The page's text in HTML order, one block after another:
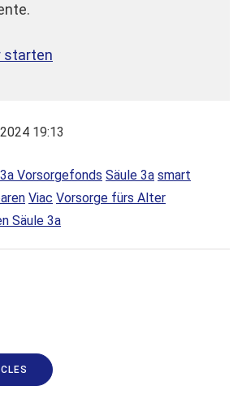
starten
19:13
Vorsorgefonds Säule 3a smart
Viac Vorsorge fürs Alter
Säule 3a